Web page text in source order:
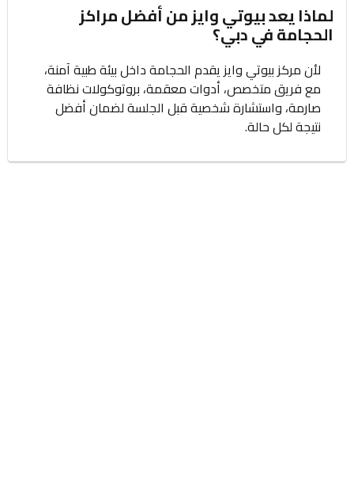
لماذا يعد بيوتي وايز من أفضل مراكز
الحجامة في دبي؟
لأن مركز بيوتي وايز يقدم الحجامة داخل بيئة طبية آمنة،
مع فريق متخصص، أدوات معقمة، بروتوكولات نظافة
صارمة، واستشارة شخصية قبل الجلسة لضمان أفضل
نتيجة لكل حالة.